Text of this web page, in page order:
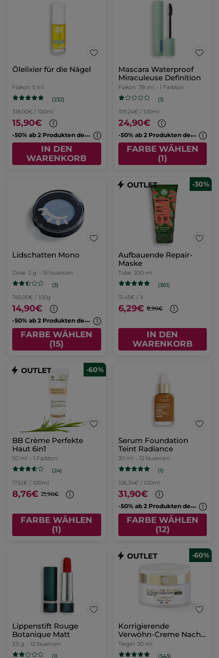
Ölelixier für die Nägel
Flakon 5 ml
(232)
318,00€ / 100ml
15,90€
-
50% ab 2 Produkten deiner Wahl
IN DEN
WARENKORB
Mascara Waterproof
Miraculeuse Definition
Flakon 7.8 ml - 1 Farbton
(1)
319,24€ / 100ml
24,90€
-
50% ab 2 Produkten deiner Wahl
FARBE WÄHLEN
(1)
Lidschatten Mono
Dose 2 g - 15 Nuancen
(3)
745,00€ / 100g
14,90€
-
50% ab 2 Produkten deiner Wahl
FARBE WÄHLEN
(15)
-30%
Aufbauende Repair-
Maske
Tube 200 ml
(361)
31,45€ / 1l
6,29€ 8,99€
IN DEN
WARENKORB
-60%
BB Crème Perfekte
Haut 6in1
50 ml - 1 Farbton
(24)
17,52€ / 100ml
8,76€ 21,90€
FARBE WÄHLEN
(1)
Serum Foundation
Teint Radiance
30 ml - 12 Nuancen
(1)
106,34€ / 100ml
31,90€
-
50% ab 2 Produkten deiner Wahl
FARBE WÄHLEN
(12)
Lippenstift Rouge
Botanique Matt
3.5 g - 12 Nuancen
(1)
-60%
Korrigierende
Verwöhn-Creme Nacht
50 ml
Tiegel 50 ml
(543)